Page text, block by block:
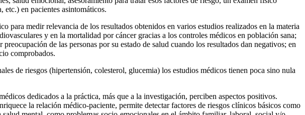
etc.) en pacientes asintomáticos.
para medir relevancia de los resultados obtenidos en varios estudios realizados en la materia
y en la mortalidad por cáncer gracias a los controles médicos en población sana;
de las personas por su estado de salud cuando los resultados dan negativos; en
comprobados.
de riesgos (hipertensión, colesterol, glucemia) los estudios médicos tienen poca sino nula
dedicados a la práctica, más que a la investigación, perciben aspectos positivos.
la relación médico-paciente, permite detectar factores de riesgos clínicos básicos como